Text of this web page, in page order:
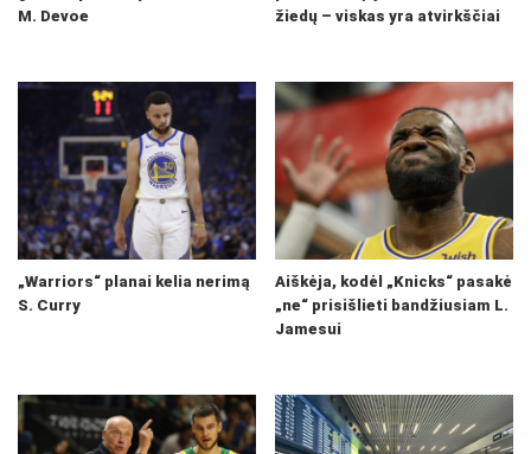
M. Devoe
žiedų – viskas yra atvirkščiai
„Warriors“ planai kelia nerimą
S. Curry
Aiškėja, kodėl „Knicks“ pasakė
„ne“ prisišlieti bandžiusiam L.
Jamesui